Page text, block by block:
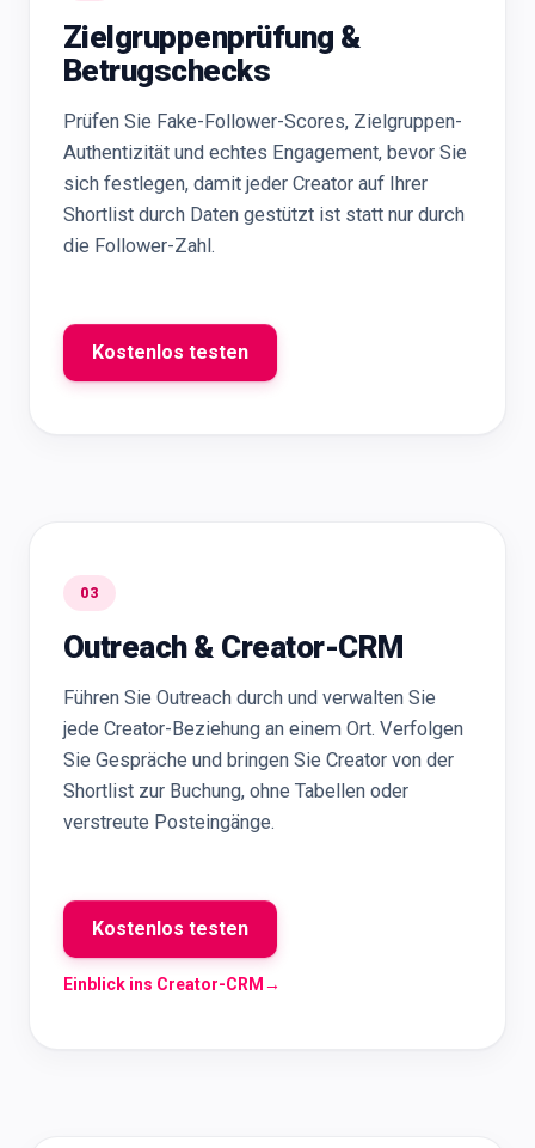
Zielgruppenprüfung &
Betrugschecks
Prüfen Sie Fake-Follower-Scores, Zielgruppen-
Authentizität und echtes Engagement, bevor Sie
sich festlegen, damit jeder Creator auf Ihrer
Shortlist durch Daten gestützt ist statt nur durch
die Follower-Zahl.
Kostenlos testen
03
Outreach & Creator-CRM
Führen Sie Outreach durch und verwalten Sie
jede Creator-Beziehung an einem Ort. Verfolgen
Sie Gespräche und bringen Sie Creator von der
Shortlist zur Buchung, ohne Tabellen oder
verstreute Posteingänge.
Kostenlos testen
Einblick ins Creator-CRM →